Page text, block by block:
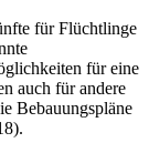
für Flüchtlinge
für eine
auch für andere
Bebauungspläne